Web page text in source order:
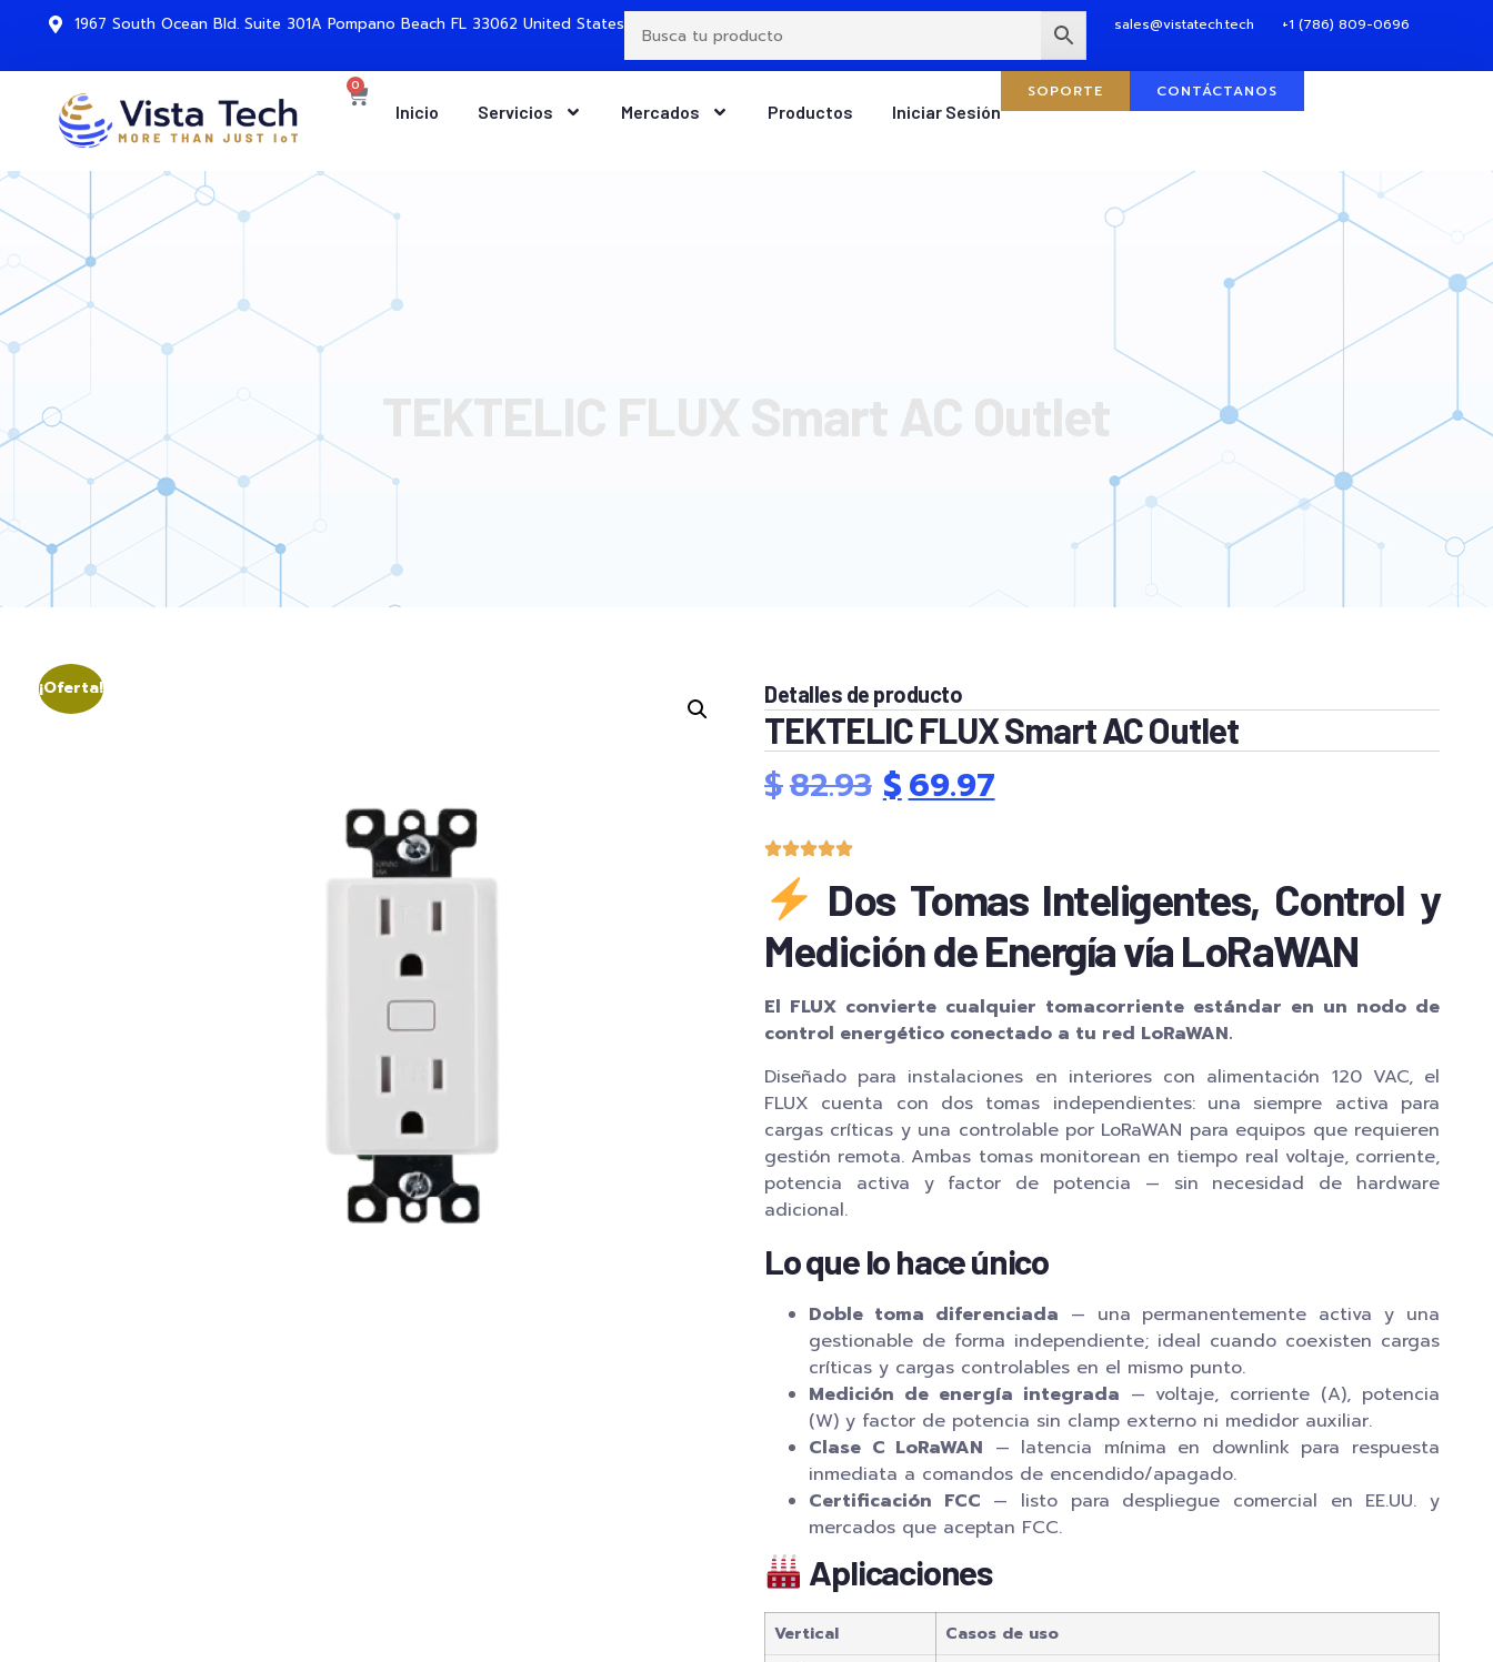
1967 South Ocean Bld. Suite 301A Pompano Beach FL 33062 United States sales@vistatech.tech +1 (786) 809-0696
0
Inicio Servicios Mercados Productos Iniciar Sesión
SOPORTE CONTÁCTANOS
TEKTELIC FLUX Smart AC Outlet
¡Oferta! Detalles de producto
TEKTELIC FLUX Smart AC Outlet
$82.93 $69.97
Dos Tomas Inteligentes, Control y
Medición de Energía vía LoRaWAN
El FLUX convierte cualquier tomacorriente estándar en un nodo de
control energético conectado a tu red LoRaWAN.
Diseñado para instalaciones en interiores con alimentación 120 VAC, el
FLUX cuenta con dos tomas independientes: una siempre activa para
cargas críticas y una controlable por LoRaWAN para equipos que requieren
gestión remota. Ambas tomas monitorean en tiempo real voltaje, corriente,
potencia activa y factor de potencia — sin necesidad de hardware
adicional.
Lo que lo hace único
Doble toma diferenciada — una permanentemente activa y una
gestionable de forma independiente; ideal cuando coexisten cargas
críticas y cargas controlables en el mismo punto.
Medición de energía integrada — voltaje, corriente (A), potencia
(W) y factor de potencia sin clamp externo ni medidor auxiliar.
Clase C LoRaWAN — latencia mínima en downlink para respuesta
inmediata a comandos de encendido/apagado.
Certificación FCC — listo para despliegue comercial en EE.UU. y
mercados que aceptan FCC.
Aplicaciones
Vertical
Casos de uso